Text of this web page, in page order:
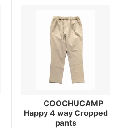
COOCHUCAMP
Happy 4 way Cropped
pants